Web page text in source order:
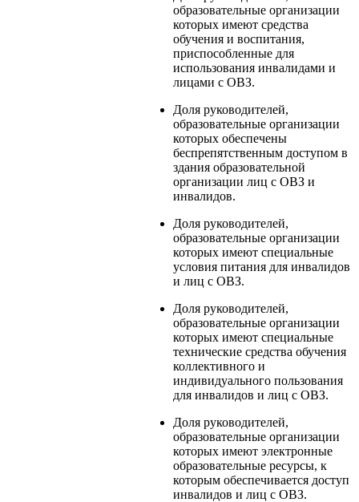
образовательные организации
которых имеют средства
обучения и воспитания,
приспособленные для
использования инвалидами и
лицами с ОВЗ.
Доля руководителей,
образовательные организации
которых обеспечены
беспрепятственным доступом в
здания образовательной
организации лиц с ОВЗ и
инвалидов.
Доля руководителей,
образовательные организации
которых имеют специальные
условия питания для инвалидов
и лиц с ОВЗ.
Доля руководителей,
образовательные организации
которых имеют специальные
технические средства обучения
коллективного и
индивидуального пользования
для инвалидов и лиц с ОВЗ.
Доля руководителей,
образовательные организации
которых имеют электронные
образовательные ресурсы, к
которым обеспечивается доступ
инвалидов и лиц с ОВЗ.